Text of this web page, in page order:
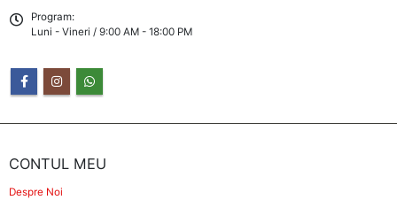
Program:
Luni - Vineri / 9:00 AM - 18:00 PM
CONTUL MEU
Despre Noi